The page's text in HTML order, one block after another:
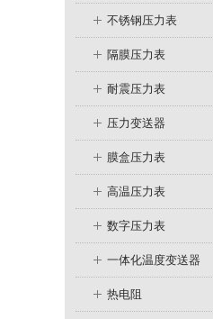
不锈钢压力表
隔膜压力表
耐震压力表
压力变送器
膜盒压力表
高温压力表
数字压力表
一体化温度变送器
热电阻